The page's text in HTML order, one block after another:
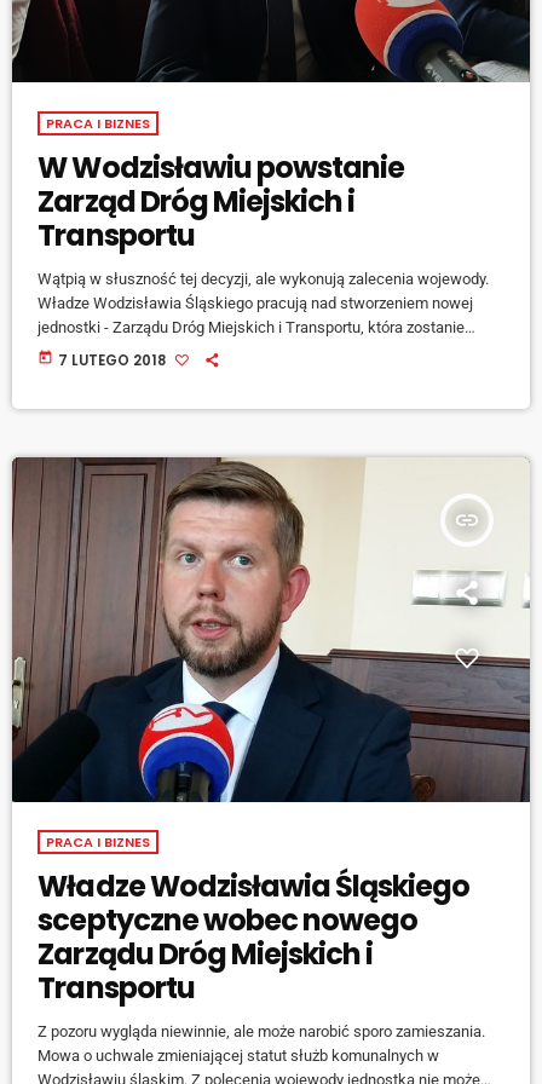
PRACA I BIZNES
W Wodzisławiu powstanie
Zarząd Dróg Miejskich i
Transportu
Wątpią w słuszność tej decyzji, ale wykonują zalecenia wojewody.
Władze Wodzisławia Śląskiego pracują nad stworzeniem nowej
jednostki - Zarządu Dróg Miejskich i Transportu, która zostanie
wydzielona ze struktury służb komunalnych miasta, aby zmniejszyć
Nowa jednostka musi powstać w ciągu roku. - To duże i trudne
wyzwanie, w okresie […]
today 7 LUTEGO 2018
insert_link
PRACA I BIZNES
Władze Wodzisławia Śląskiego
sceptyczne wobec nowego
Zarządu Dróg Miejskich i
Transportu
Z pozoru wygląda niewinnie, ale może narobić sporo zamieszania.
Mowa o uchwale zmieniającej statut służb komunalnych w
Wodzisławiu śląskim. Z polecenia wojewody jednostka nie może